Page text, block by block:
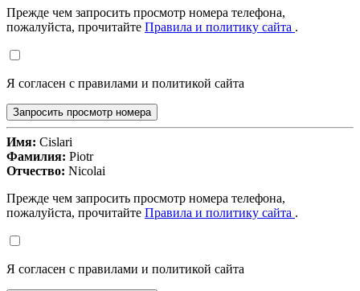
Прежде чем запросить просмотр номера телефона,
пожалуйста, прочитайте Правила и политику сайта .
Я согласен с правилами и политикой сайта
Запросить просмотр номера
Имя: Cislari
Фамилия: Piotr
Отчество: Nicolai
Прежде чем запросить просмотр номера телефона,
пожалуйста, прочитайте Правила и политику сайта .
Я согласен с правилами и политикой сайта